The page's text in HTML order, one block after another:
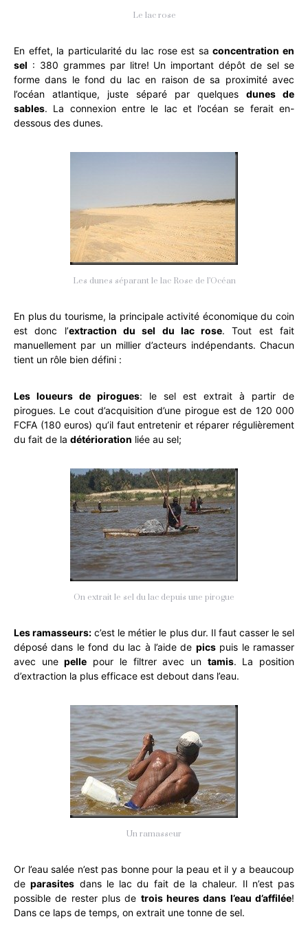
Le lac rose
En effet, la particularité du lac rose est saconcentration en
sel : 380 grammes par litre! Un important dépôt de sel se
forme dans le fond du lac en raison de sa proximité avec
l’océan atlantique, juste séparé par quelques dunes de
sables. La connexion entre le lac et l’océan se ferait en-
dessous des dunes.
Les dunes séparant le lac Rose de l’Océan
En plus du tourisme, la principale activité économique du coin
est donc l’extraction du sel du lac rose. Tout est fait
manuellement par un millier d’acteurs indépendants. Chacun
tient un rôle bien défini :
Les loueurs de pirogues: le sel est extrait à partir de
pirogues. Le cout d’acquisition d’une pirogue est de 120 000
FCFA (180 euros) qu’il faut entretenir et réparer régulièrement
du fait de la détérioration liée au sel;
On extrait le sel du lac depuis une pirogue
Les ramasseurs: c’est le métier le plus dur. Il faut casser le sel
déposé dans le fond du lac à l’aide de picspuis le ramasser
avec unepelle pour le filtrer avec un tamis. La position
d’extraction la plus efficace est debout dans l’eau.
Un ramasseur
Or l’eau salée n’est pas bonne pour la peau et il y a beaucoup
deparasites dans le lac du fait de la chaleur. Il n’est pas
possible de rester plus de trois heures dans l’eau d’affilée!
Dans ce laps de temps, on extrait une tonne de sel.